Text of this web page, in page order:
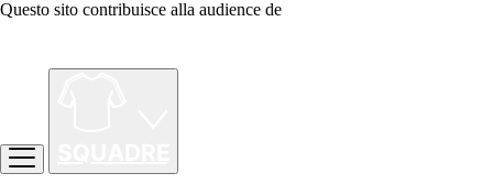
Questo sito contribuisce alla audience de